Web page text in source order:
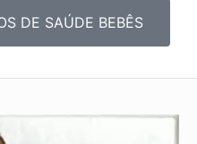
DE SAÚDE BEBÊS